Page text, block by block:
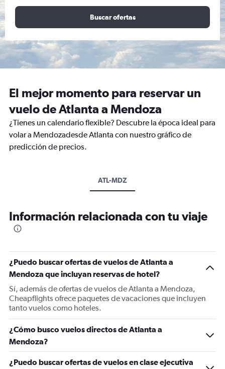
Buscar ofertas
El mejor momento para reservar un
vuelo de Atlanta a Mendoza
¿Tienes un calendario flexible? Descubre la época ideal para
volar a Mendozadesde Atlanta con nuestro gráfico de
predicción de precios.
ATL-MDZ
Información relacionada con tu viaje
¿Puedo buscar ofertas de vuelos de Atlanta a
Mendoza que incluyan reservas de hotel?
Sí, además de ofertas de vuelos de Atlanta a Mendoza,
Cheapflights ofrece paquetes de vacaciones que incluyen
tanto vuelos como hoteles.
¿Cómo busco vuelos directos de Atlanta a
Mendoza?
¿Puedo buscar ofertas de vuelos en clase ejecutiva